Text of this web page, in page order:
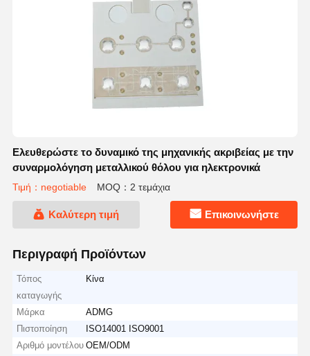
Ελευθερώστε το δυναμικό της μηχανικής ακριβείας με την
συναρμολόγηση μεταλλικού θόλου για ηλεκτρονικά
Τιμή：negotiable MOQ：2 τεμάχια
Καλύτερη τιμή Επικοινωνήστε
Περιγραφή Προϊόντων
Τόπος
καταγωγής
Κίνα
Μάρκα
ADMG
Πιστοποίηση
ISO14001 ISO9001
Αριθμό μοντέλου OEM/ODM